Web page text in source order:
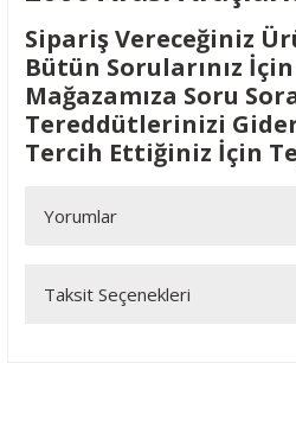
Sipariş Vereceğiniz
Bütün Sorularınız
Mağazamıza Soru
Tereddütlerinizi
Tercih Ettiğiniz İçin
Yorumlar
Bu ürüne ilk yorumu
Taksit Seçenekleri